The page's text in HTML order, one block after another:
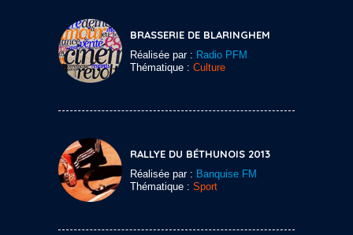
BRASSERIE DE BLARINGHEM
Réalisée par : Radio PFM
Thématique : Culture
RALLYE DU BÉTHUNOIS 2013
Réalisée par : Banquise FM
Thématique : Sport